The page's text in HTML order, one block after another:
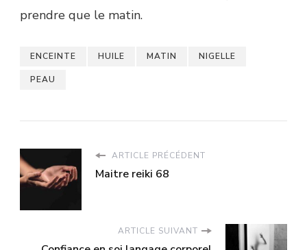
prendre que le matin.
ENCEINTE HUILE MATIN NIGELLE
PEAU
ARTICLE PRÉCÉDENT
Maitre reiki 68
ARTICLE SUIVANT